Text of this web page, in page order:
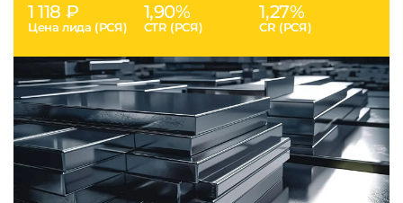
1 118 ₽
Цена лида (РСЯ)
1,90%
CTR (РСЯ)
1,27%
CR (РСЯ)